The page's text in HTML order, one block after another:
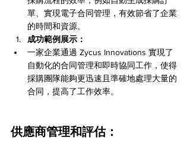
單、實現電子合同管理，有效節省了企業
的時間和資源。
成功範例展示：
一家企業通過 Zycus Innovations 實現了
自動化的合同管理和即時協同工作，使得
採購團隊能夠更迅速且準確地處理大量的
合同，提高了工作效率。
供應商管理和評估：